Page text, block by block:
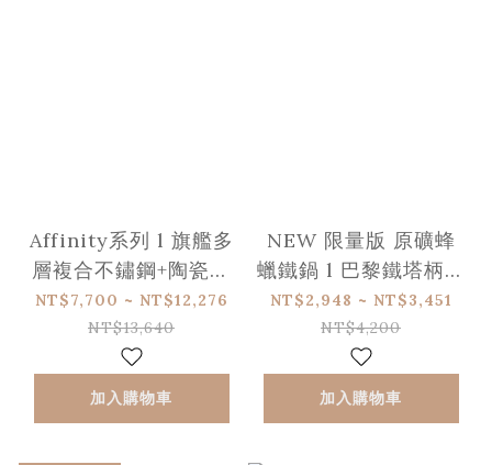
Affinity系列 l 旗艦多
層複合不鏽鋼+陶瓷不
沾平煎鍋-感應爐適用
NT$7,700 ~ NT$12,276
NT$13,640
加入購物車
NEW 限量版 原礦蜂
蠟鐵鍋 l 巴黎鐵塔柄平
底鍋
NT$2,948 ~ NT$3,451
NT$4,200
加入購物車